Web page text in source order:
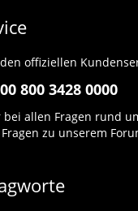
offiziellen
00 800 3428 0000
bei allen Fragen rund
zu unserem